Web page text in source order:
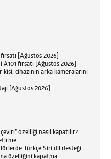
[Ağustos 2026]
fırsatı [Ağustos 2026]
cihazının arka kameralarını
[Ağustos 2026]
özelliği nasıl kapatılır?
Türkçe Siri dil desteği
özelliğini kapatma